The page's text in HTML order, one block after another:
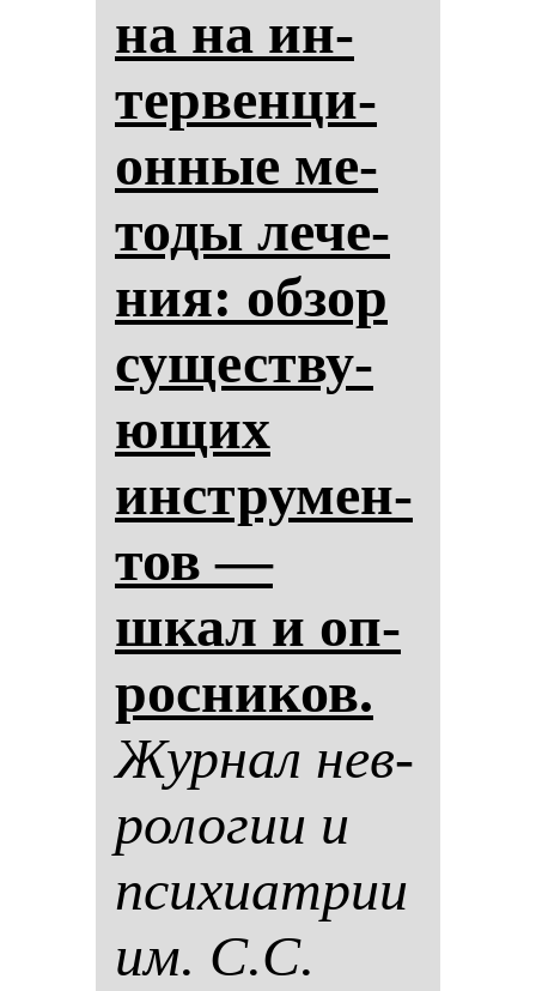
на на ин­
тер­вен­ци­
он­ные ме­
то­ды ле­че­
ния: об­зор
су­щес­тву­
ющих
инстру­мен­
тов —
шкал и оп­
рос­ни­ков.
Жур­нал нев­
ро­ло­гии и
пси­хи­ат­рии
им. С.С.